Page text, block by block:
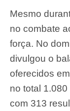
Mesmo
no combate
força. No
divulgou o
oferecidos
no total
com 313